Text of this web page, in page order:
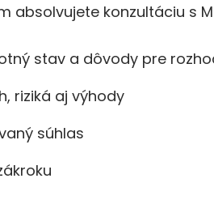
absolvujete konzultáciu s
stav a dôvody pre
riziká aj výhody
súhlas